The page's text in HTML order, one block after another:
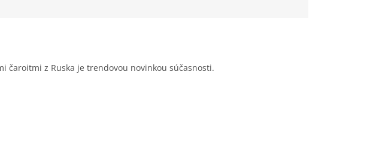
čaroitmi z Ruska je trendovou novinkou súčasnosti.